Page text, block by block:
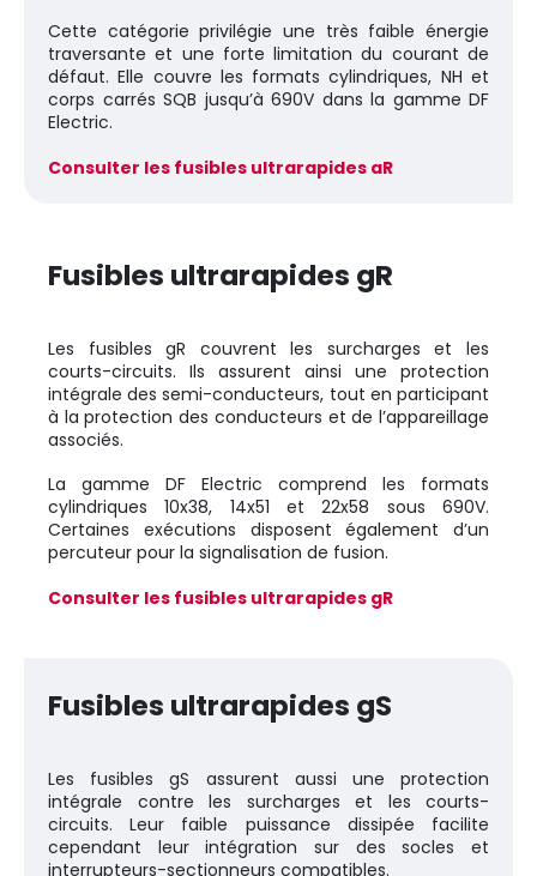
Cette catégorie privilégie une très faible énergie
traversante et une forte limitation du courant de
défaut. Elle couvre les formats cylindriques, NH et
corps carrés SQB jusqu’à 690V dans la gamme DF
Electric.
Consulter les fusibles ultrarapides aR
Fusibles ultrarapides gR
Les fusibles gR couvrent les surcharges et les
courts-circuits. Ils assurent ainsi une protection
intégrale des semi-conducteurs, tout en participant
à la protection des conducteurs et de l’appareillage
associés.
La gamme DF Electric comprend les formats
cylindriques 10x38, 14x51 et 22x58 sous 690V.
Certaines exécutions disposent également d’un
percuteur pour la signalisation de fusion.
Consulter les fusibles ultrarapides gR
Fusibles ultrarapides gS
Les fusibles gS assurent aussi une protection
intégrale contre les surcharges et les courts-
circuits. Leur faible puissance dissipée facilite
cependant leur intégration sur des socles et
interrupteurs-sectionneurs compatibles.